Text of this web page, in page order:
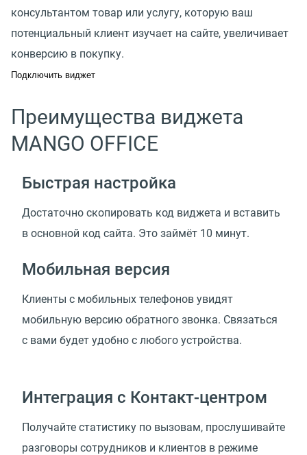
консультантом товар или услугу, которую ваш
потенциальный клиент изучает на сайте, увеличивает
конверсию в покупку.
Подключить виджет
Преимущества виджета
MANGO OFFICE
Быстрая настройка
Достаточно скопировать код виджета и вставить
в основной код сайта. Это займёт 10 минут.
Мобильная версия
Клиенты с мобильных телефонов увидят
мобильную версию обратного звонка. Связаться
с вами будет удобно с любого устройства.
Интеграция с Контакт-центром
Получайте статистику по вызовам, прослушивайте
разговоры сотрудников и клиентов в режиме